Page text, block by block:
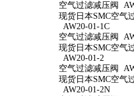
空气过滤减压阀
现货日本SMC空气
AW20-01-1C
空气过滤减压阀
现货日本SMC空气
AW20-01-2
空气过滤减压阀
现货日本SMC空气
AW20-01-2N